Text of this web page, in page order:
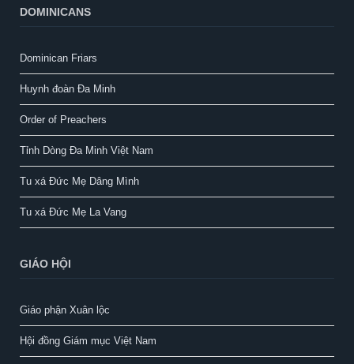
DOMINICANS
Dominican Friars
Huynh đoàn Đa Minh
Order of Preachers
Tỉnh Dòng Đa Minh Việt Nam
Tu xá Đức Mẹ Dâng Mình
Tu xá Đức Mẹ La Vang
GIÁO HỘI
Giáo phận Xuân lộc
Hội đồng Giám mục Việt Nam